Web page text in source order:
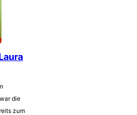
die
zum